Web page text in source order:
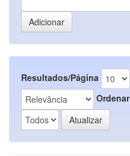
Resultados/Página
Ordenar